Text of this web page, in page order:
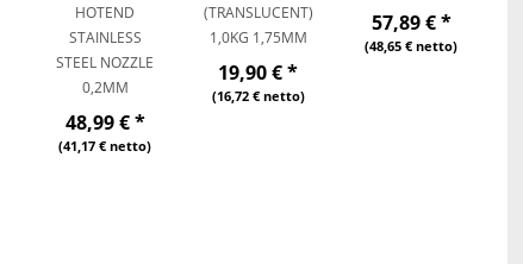
HOTEND
STAINLESS
STEEL NOZZLE
0,2MM
48,99 €*
(41,17 € netto)
(TRANSLUCENT)
1,0KG 1,75MM
19,90 €*
(16,72 € netto)
57,89 €*
(48,65 € netto)